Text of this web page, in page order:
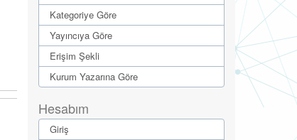
Kategoriye Göre
Yayıncıya Göre
Erişim Şekli
Kurum Yazarına Göre
Hesabım
Giriş